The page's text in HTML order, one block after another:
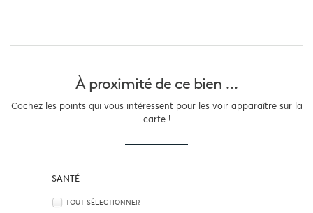
À proximité de ce bien ...
Cochez les points qui vous intéressent pour les voir apparaître sur la
carte !
SANTÉ
TOUT SÉLECTIONNER